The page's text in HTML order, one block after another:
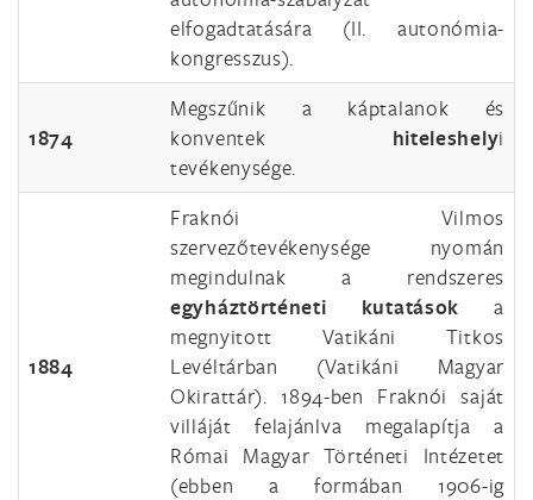
elfogadtatására (II. autonómia-
kongresszus).
1874
Megszűnik a káptalanok és
konventek hiteleshelyi
tevékenysége.
1884
Fraknói Vilmos
szervezőtevékenysége nyomán
megindulnak a rendszeres
egyháztörténeti kutatások a
megnyitott Vatikáni Titkos
Levéltárban (Vatikáni Magyar
Okirattár). 1894-ben Fraknói saját
villáját felajánlva megalapítja a
Római Magyar Történeti Intézetet
(ebben a formában 1906-ig